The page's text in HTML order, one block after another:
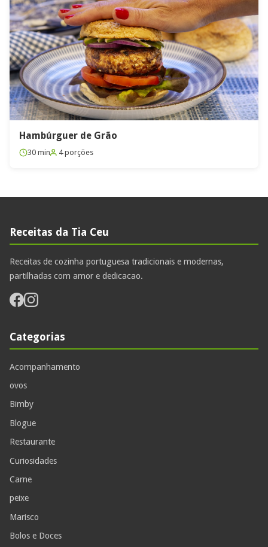
Hambúrguer de Grão
30 min 4 porções
Receitas da Tia Ceu
Receitas de cozinha portuguesa tradicionais e modernas,
partilhadas com amor e dedicacao.
Categorias
Acompanhamento
ovos
Bimby
Blogue
Restaurante
Curiosidades
Carne
peixe
Marisco
Bolos e Doces